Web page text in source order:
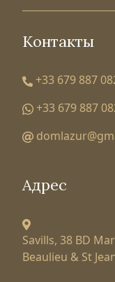
Контакты
+33 679 887
+33 679 887
Адрес
Savills, 38 BD
Beaulieu & St